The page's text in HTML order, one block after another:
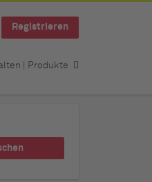
Registrieren
| Produkte